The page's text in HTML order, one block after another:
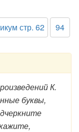
стр. 62 94
К.
буквы,